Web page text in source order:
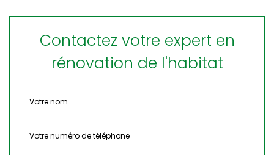
Contactez votre expert en
rénovation de l'habitat